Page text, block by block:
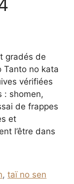
gradés de
Tanto no kata
vérifiées
: shomen,
de frappes
et
l’être dans
,taï no sen